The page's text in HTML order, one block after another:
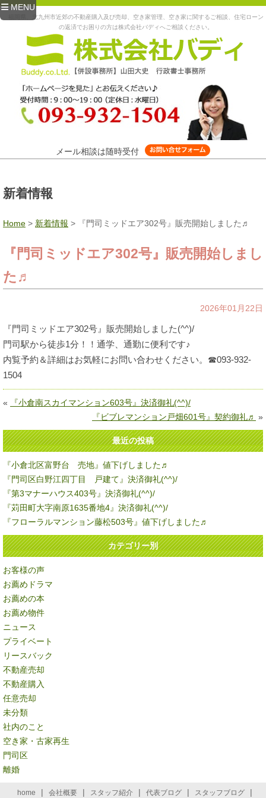
MENU
福岡県、北九州市近郊の不動産購入及び売却、空き家管理、空き家に関するご相談、住宅ローン
の返済でお困りの方は株式会社バディへご相談ください。
メール相談は随時受付
新着情報
Home > 新着情報 > 『門司ミッドエア302号』販売開始しました♬
『門司ミッドエア302号』販売開始しまし
た♬
2026年01月22日
『門司ミッドエア302号』販売開始しました(^^)/
門司駅から徒歩1分！！通学、通勤に便利です♪
内覧予約＆詳細はお気軽にお問い合わせください。☎093-932-
1504
«
『小倉南スカイマンション603号』決済御礼(^^)/
『ビブレマンション戸畑601号』契約御礼♬ »
最近の投稿
『小倉北区富野台 売地』値下げしました♬
『門司区白野江四丁目 戸建て』決済御礼(^^)/
『第3マナーハウス403号』決済御礼(^^)/
『苅田町大字南原1635番地4』決済御礼(^^)/
『フローラルマンション藤松503号』値下げしました♬
カテゴリー別
お客様の声
お薦めドラマ
お薦めの本
お薦め物件
ニュース
プライベート
リースバック
不動産売却
不動産購入
任意売却
未分類
社内のこと
空き家・古家再生
門司区
離婚
home | 会社概要 | スタッフ紹介 | 代表ブログ | スタッフブログ |